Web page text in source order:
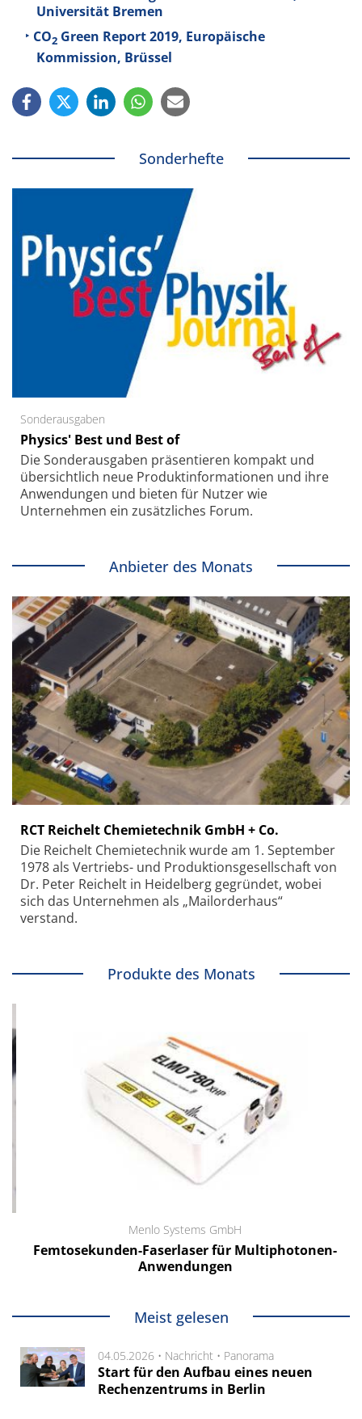
Universität Bremen
CO2 Green Report 2019, Europäische
Kommission, Brüssel
Sonderhefte
Sonderausgaben
Physics' Best und Best of
Die Sonder­ausgaben präsentieren kompakt und
übersichtlich neue Produkt­informationen und ihre
Anwendungen und bieten für Nutzer wie
Unternehmen ein zusätzliches Forum.
Anbieter des Monats
RCT Reichelt Chemietechnik GmbH + Co.
Die Reichelt Chemietechnik wurde am 1. September
1978 als Vertriebs- und Produktionsgesellschaft von
Dr. Peter Reichelt in Heidelberg gegründet, wobei
sich das Unternehmen als „Mailorderhaus“
verstand.
Produkte des Monats
Menlo Systems GmbH
Femtosekunden-Faserlaser für Multiphotonen-
Anwendungen
Meist gelesen
04.05.2026 • Nachricht • Panorama
Start für den Aufbau eines neuen
Rechenzentrums in Berlin